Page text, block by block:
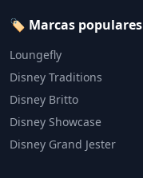
🏷️ Marcas populares
Loungefly
Disney Traditions
Disney Britto
Disney Showcase
Disney Grand Jester